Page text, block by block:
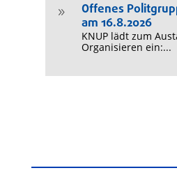
9
Offenes
am 16.8.2026
KNUP lädt zum
Organisieren ein:...